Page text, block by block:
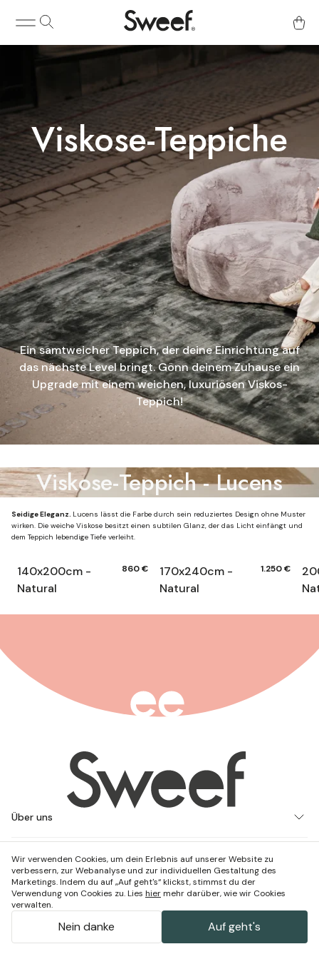
Viskose-Teppiche
Ein samtweicher Teppich, der deine Einrichtung auf
das nächste Level bringt. Gönn deinem Zuhause ein
Upgrade mit einem weichen, luxuriösen Viskos-
Teppich!
Viskose-Teppich - Lucens
Seidige Eleganz. Lucens lässt die Farbe durch sein reduziertes Design ohne Muster
wirken. Die weiche Viskose besitzt einen subtilen Glanz, der das Licht einfängt und
dem Teppich lebendige Tiefe verleiht.
140x200cm -
Natural
860 €
170x240cm -
Natural
1.250 €
Über uns
Bei uns einkaufen
Arbeite mit uns
Kontakt und Besuch
Wir verwenden Cookies, um dein Erlebnis auf unserer Website zu
verbessern, zur Webanalyse und zur individuellen Gestaltung des
Marketings. Indem du auf „Auf geht's“ klickst, stimmst du der
Verwendung von Cookies zu. Lies hiermehr darüber, wie wir Cookies
verwalten.
Nein danke Auf geht's